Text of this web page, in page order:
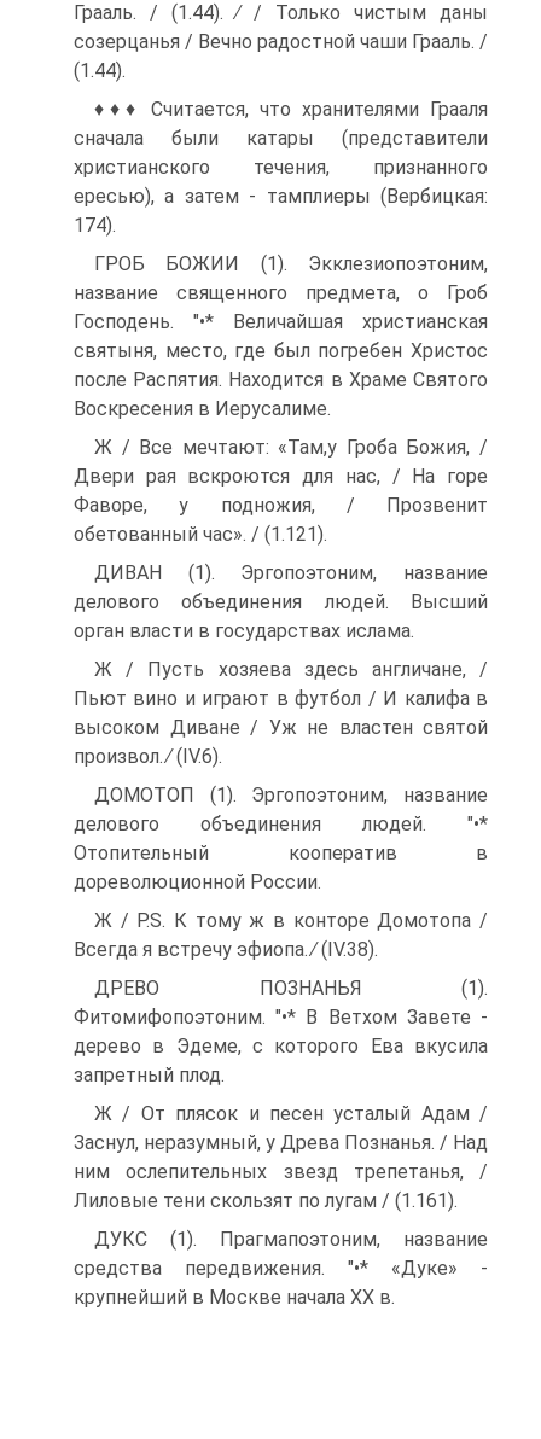
Грааль. / (1.44). ∕ / Только чистым даны
созерцанья / Вечно радостной чаши Грааль. /
(1.44).
♦♦♦ Считается, что хранителями Грааля
сначала были катары (пред­ставители
христианского течения, признанного
ересью), а затем - там­плиеры (Вербицкая:
174).
ГРОБ БОЖИИ (1). Экклезиопоэтоним,
название священного предмета, о Гроб
Господень. "•* Величайшая христианская
святыня, место, где был погребен Христос
после Распятия. На­ходится в Храме Святого
Воскресения в Иерусалиме.
Ж / Все мечтают: «Там,у Гроба Божия, /
Двери рая вскроются для нас, / На горе
Фаворе, у подножия, / Прозвенит
обетованный час». / (1.121).
ДИВАН (1). Эргопоэтоним, название
делового объединения лю­дей. Высший
орган власти в государствах ислама.
Ж / Пусть хозяева здесь англичане, /
Пьют вино и играют в футбол / И калифа в
высоком Диване / Уж не властен святой
произвол. ∕ (IV.6).
ДОМОТОП (1). Эргопоэтоним, название
делового объединения людей. "•*
Отопительный кооператив в
дореволюционной России.
Ж / P.S. К тому ж в конторе Домотопа /
Всегда я встречу эфиопа. ∕ (IV.38).
ДРЕВО ПОЗНАНЬЯ (1).
Фитомифопоэтоним. "•* В Ветхом Завете -
дерево в Эдеме, с которого Ева вкусила
запретный плод.
Ж / От плясок и песен усталый Адам /
Заснул, неразумный, у Древа Познанья. / Над
ним ослепительных звезд трепетанья, /
Лиловые тени скользят по лугам / (1.161).
ДУКС (1). Прагмапоэтоним, название
средства передвижения. "•* «Дуке» -
крупнейший в Москве начала XX в.